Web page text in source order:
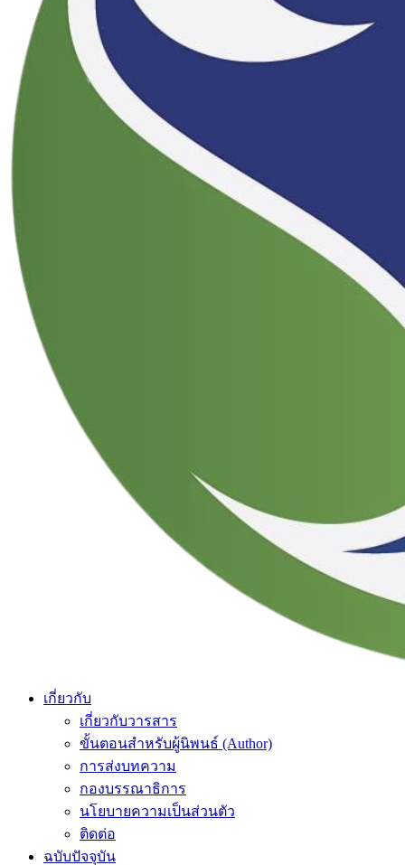
เกี่ยวกับ
เกี่ยวกับวารสาร
ขั้นตอนสำหรับผู้นิพนธ์ (Author)
การส่งบทความ
กองบรรณาธิการ
นโยบายความเป็นส่วนตัว
ติดต่อ
ฉบับปัจจุบัน